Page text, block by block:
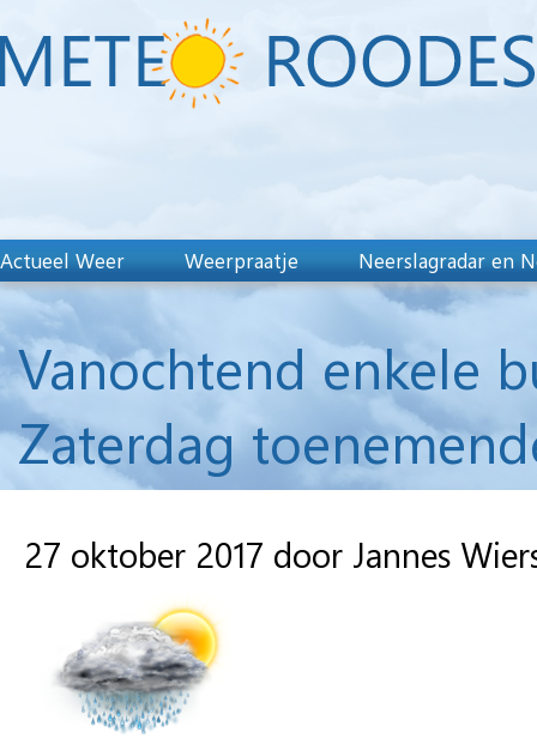
Actueel Weer Weerpraatje Neerslagradar en
Vanochtend enkele
Zaterdag
27 oktober 2017 door Jannes